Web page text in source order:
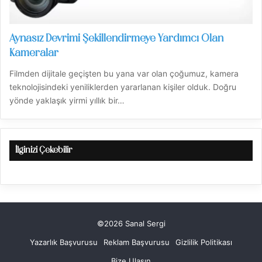
Aynasız Devrimi Şekillendirmeye Yardımcı Olan
Kameralar
Filmden dijitale geçişten bu yana var olan çoğumuz, kamera
teknolojisindeki yeniliklerden yararlanan kişiler olduk. Doğru
yönde yaklaşık yirmi yıllık bir…
İlginizi Çekebilir
©2026 Sanal Sergi
Yazarlık Başvurusu
Reklam Başvurusu
Gizlilik Politikası